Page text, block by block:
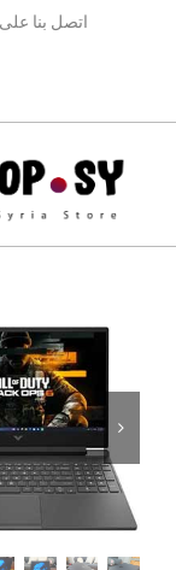
اتصل بنا على الرقم